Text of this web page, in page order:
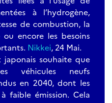
à l’hydrogène,
de combustion, la
encore les besoins
Nikkei, 24 Mai.
japonais souhaite que
véhicules neufs
en 2040, dont les
faible émission. Cela